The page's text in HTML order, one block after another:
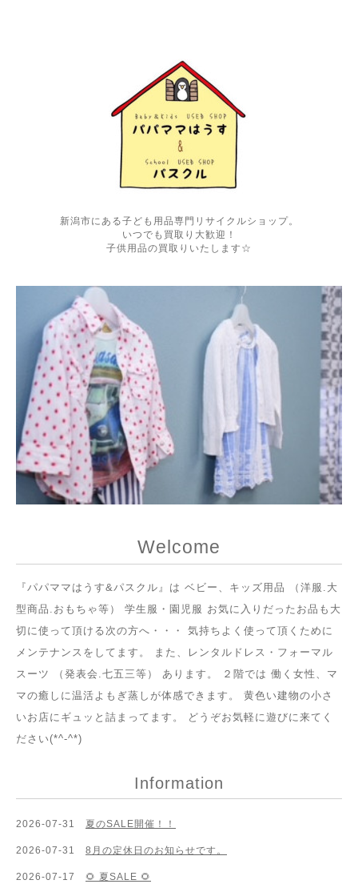
新潟市にある子ども用品専門リサイクルショップ。
いつでも買取り大歓迎！
子供用品の買取りいたします☆
Welcome
『パパママはうす&パスクル』は ベビー、キッズ用品 （洋服.大
型商品.おもちゃ等） 学生服・園児服 お気に入りだったお品も大
切に使って頂ける次の方へ・・・ 気持ちよく使って頂くために
メンテナンスをしてます。 また、レンタルドレス・フォーマル
スーツ （発表会.七五三等） あります。 ２階では 働く女性、マ
マの癒しに温活よもぎ蒸しが体感できます。 黄色い建物の小さ
いお店にギュッと詰まってます。 どうぞお気軽に遊びに来てく
ださい(*^-^*)
Information
2026-07-31 夏のSALE開催！！
2026-07-31 8月の定休日のお知らせです。
2026-07-17 🌻 夏SALE 🌻